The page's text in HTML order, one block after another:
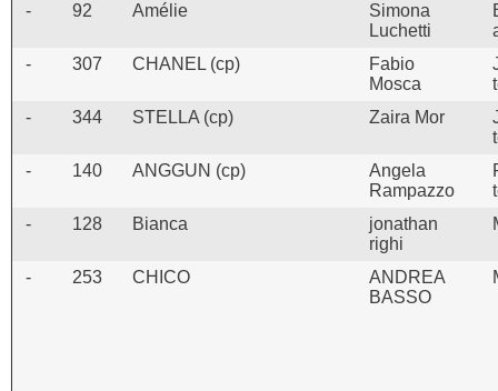
-
92 Amélie
Simona
Luchetti
-
307 CHANEL (cp)
Fabio
Mosca
-
344 STELLA (cp) Zaira Mor
-
140 ANGGUN (cp)
Angela
Rampazzo
-
128 Bianca
jonathan
righi
- 253 CHICO
ANDREA
BASSO